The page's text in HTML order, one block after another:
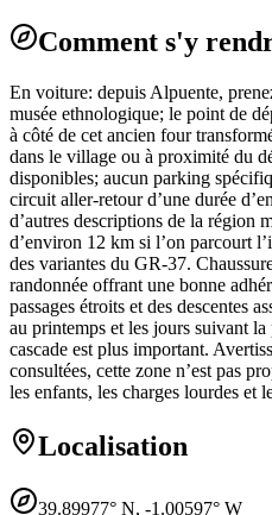
Comment s'y
En voiture: depuis Alpuente,
musée ethnologique; le point de
à côté de cet ancien four
dans le village ou à proximité du
disponibles; aucun parking
circuit aller-retour d’une durée
d’autres descriptions de la région
d’environ 12 km si l’on parcourt
des variantes du GR-37.
randonnée offrant une bonne
passages étroits et des descentes
au printemps et les jours suivant
cascade est plus important.
consultées, cette zone n’est pas
les enfants, les charges lourdes et
Localisation
39.89977° N, -1.00597° W